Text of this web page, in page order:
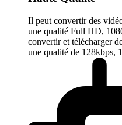
Il peut convertir des
une qualité Full HD,
convertir et télécharger
une qualité de 128kbps,